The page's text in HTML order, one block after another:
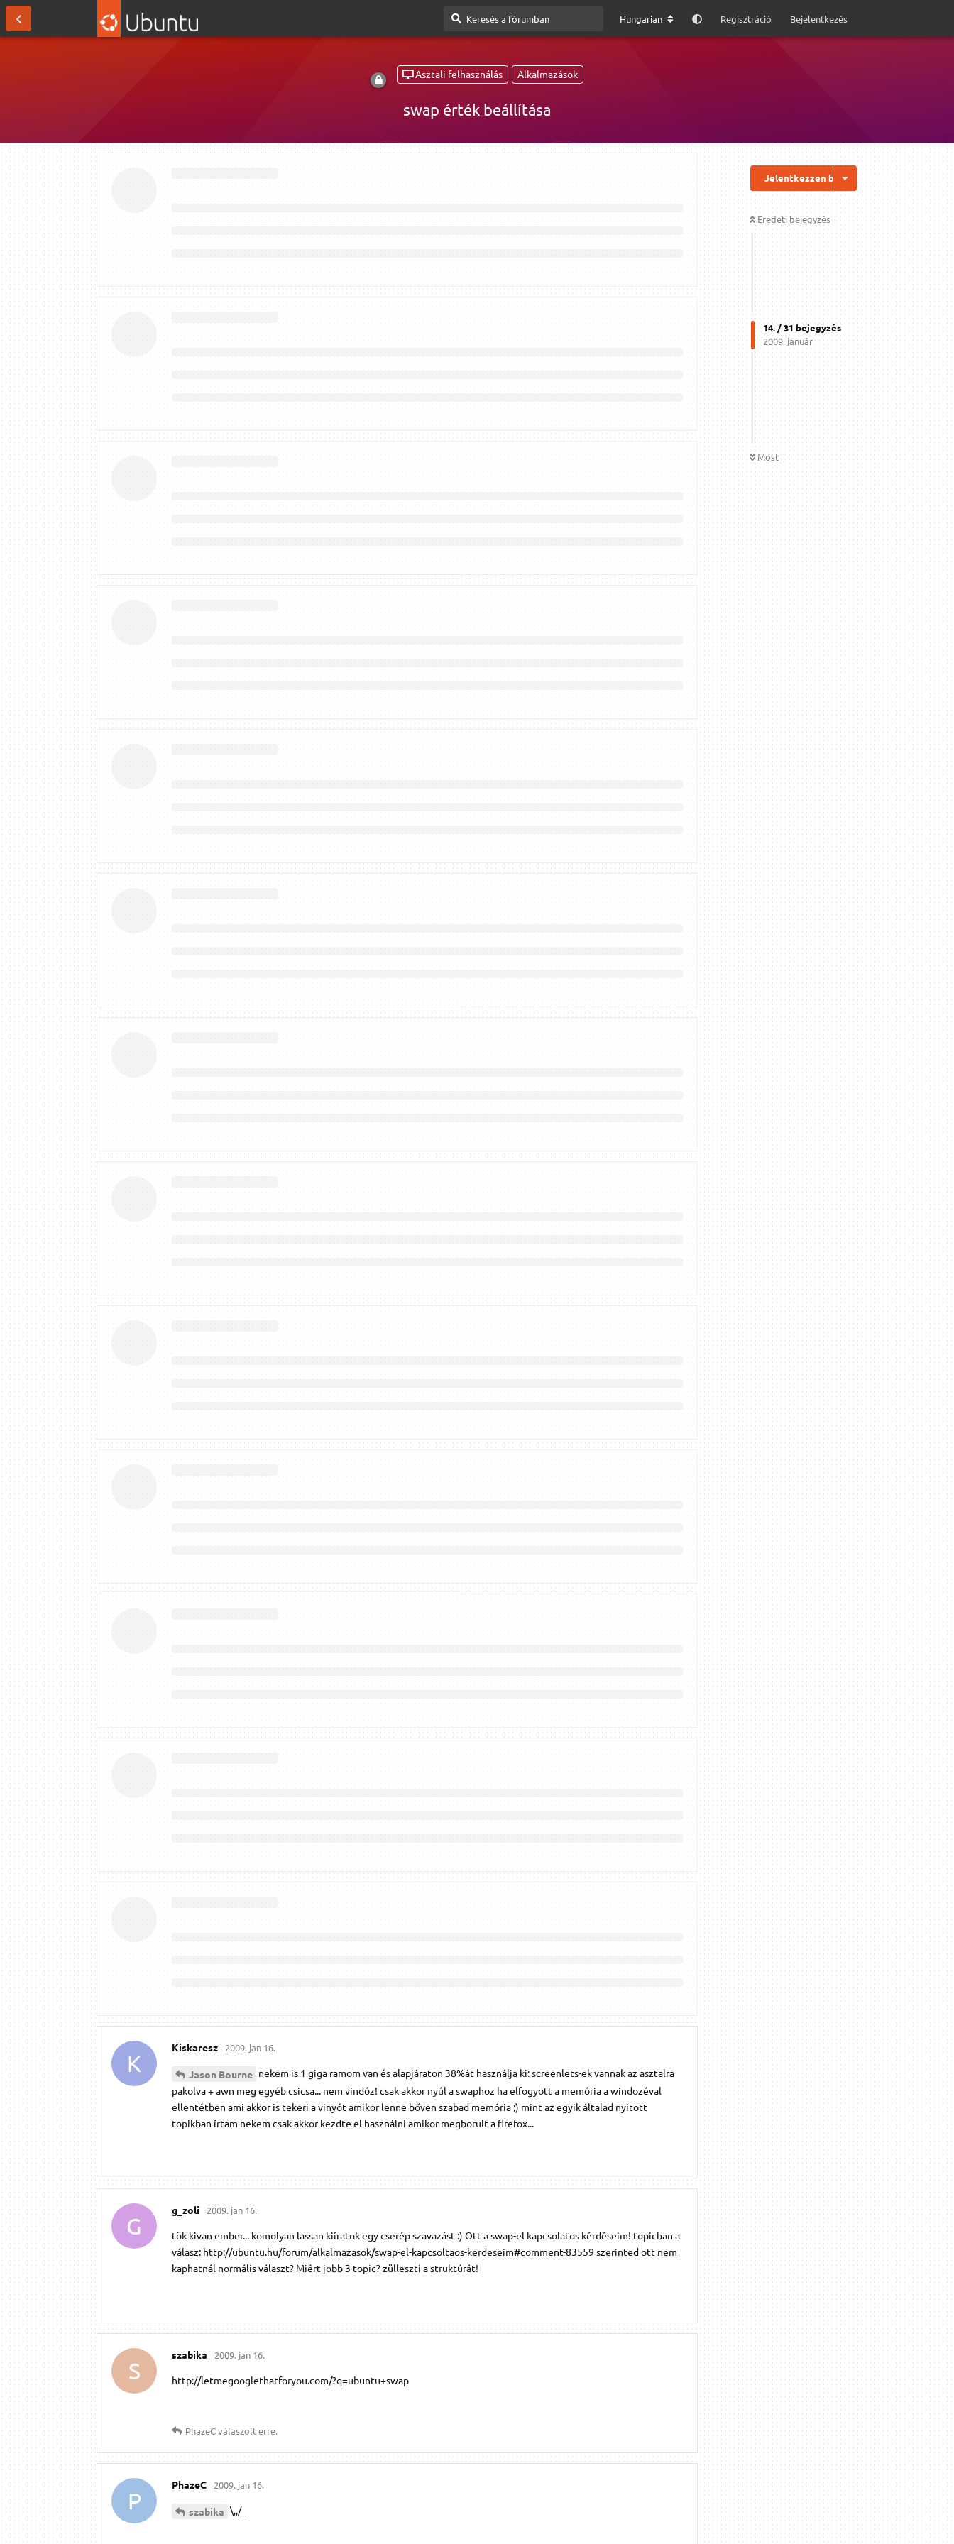
Hungarian Regisztráció Bejelentkezés
Asztali felhasználás Alkalmazások
swap érték beállítása
Jelentkezzen be a válaszhoz
Eredeti bejegyzés
14. /31bejegyzés
2009. január
Most
K
Kiskaresz 2009. jan 16.
Jason Bourne nekem is 1 giga ramom van és alapjáraton 38%át használja ki: screenlets-ek vannak az asztalra
pakolva + awn meg egyéb csicsa... nem vindóz! csak akkor nyúl a swaphoz ha elfogyott a memória a windozéval
ellentétben ami akkor is tekeri a vinyót amikor lenne bőven szabad memória ;) mint az egyik általad nyitott
topikban írtam nekem csak akkor kezdte el használni amikor megborult a firefox...
G
g_zoli 2009. jan 16.
tök kivan ember... komolyan lassan kiíratok egy cserép szavazást :) Ott a swap-el kapcsolatos kérdéseim! topicban a
válasz: http://ubuntu.hu/forum/alkalmazasok/swap-el-kapcsoltaos-kerdeseim#comment-83559 szerinted ott nem
kaphatnál normális választ? Miért jobb 3 topic? zülleszti a struktúrát!
S
szabika 2009. jan 16.
http://letmegooglethatforyou.com/?q=ubuntu+swap
PhazeCválaszolt erre.
P
PhazeC 2009. jan 16.
szabika \,,/_